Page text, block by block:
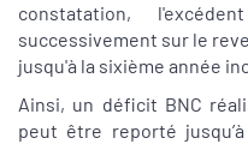
constatation,
successivement sur le
jusqu'à la sixième année
Ainsi, un déficit BNC
peut être reporté